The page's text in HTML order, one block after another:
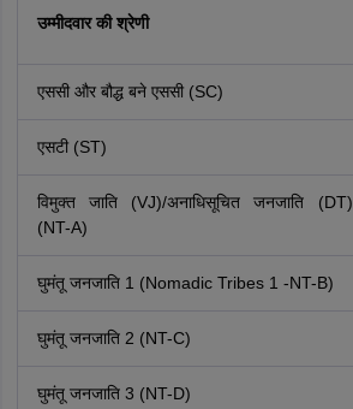
उम्मीदवार की श्रेणी
एससी और बौद्ध बने एससी (SC)
एसटी (ST)
विमुक्त जाति (VJ)/अनाधिसूचित जनजाति (DT)
(NT-A)
घुमंतू जनजाति 1 (Nomadic Tribes 1 -NT-B)
घुमंतू जनजाति 2 (NT-C)
घुमंतू जनजाति 3 (NT-D)